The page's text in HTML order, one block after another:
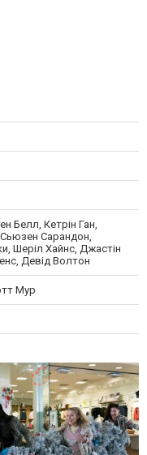
Белл, Кетрін Ган,
Сарандон,
Шеріл Хайнс, Джастін
Девід Волтон
Мур